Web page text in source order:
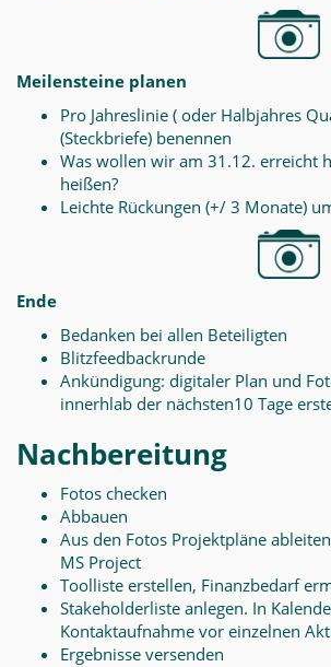
Meilensteine planen
Pro Jahreslinie ( oder Halbjahres
(Steckbriefe) benennen
Was wollen wir am 31.12. erreicht
heißen?
Leichte Rückungen (+/ 3 Monate)
Ende
Bedanken bei allen Beteiligten
Blitzfeedbackrunde
Ankündigung: digitaler Plan und
innerhlab der nächsten10 Tage
Nachbereitung
Fotos checken
Abbauen
Aus den Fotos Projektpläne
MS Project
Toolliste erstellen, Finanzbedarf
Stakeholderliste anlegen. In
Kontaktaufnahme vor einzelnen
Ergebnisse versenden